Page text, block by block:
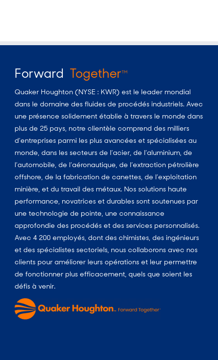
Forward TogetherTM
Quaker Houghton (NYSE : KWR) est le leader mondial
dans le domaine des fluides de procédés industriels. Avec
une présence solidement établie à travers le monde dans
plus de 25 pays, notre clientèle comprend des milliers
d’entreprises parmi les plus avancées et spécialisées au
monde, dans les secteurs de l’acier, de l’aluminium, de
l’automobile, de l’aéronautique, de l’extraction pétrolière
offshore, de la fabrication de canettes, de l’exploitation
minière, et du travail des métaux. Nos solutions haute
performance, novatrices et durables sont soutenues par
une technologie de pointe, une connaissance
approfondie des procédés et des services personnalisés.
Avec 4 200 employés, dont des chimistes, des ingénieurs
et des spécialistes sectoriels, nous collaborons avec nos
clients pour améliorer leurs opérations et leur permettre
de fonctionner plus efficacement, quels que soient les
défis à venir.